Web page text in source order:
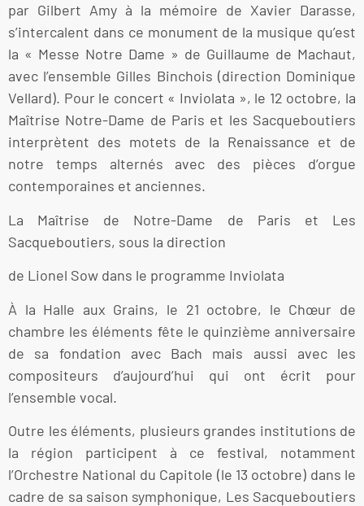
par Gilbert Amy à la mémoire de Xavier Darasse,
s’intercalent dans ce monument de la musique qu’est
la « Messe Notre Dame » de Guillaume de Machaut,
avec l’ensemble Gilles Binchois (direction Dominique
Vellard). Pour le concert « Inviolata », le 12 octobre, la
Maîtrise Notre-Dame de Paris et les Sacqueboutiers
interprètent des motets de la Renaissance et de
notre temps alternés avec des pièces d’orgue
contemporaines et anciennes.
La Maîtrise de Notre-Dame de Paris et Les
Sacqueboutiers, sous la direction
de Lionel Sow dans le programme Inviolata
À la Halle aux Grains, le 21 octobre, le Chœur de
chambre les éléments fête le quinzième anniversaire
de sa fondation avec Bach mais aussi avec les
compositeurs d’aujourd’hui qui ont écrit pour
l’ensemble vocal.
Outre les éléments, plusieurs grandes institutions de
la région participent à ce festival, notamment
l’Orchestre National du Capitole (le 13 octobre) dans le
cadre de sa saison symphonique, Les Sacqueboutiers